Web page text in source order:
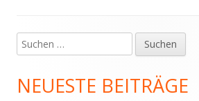
Haupt-
Seitenleiste
Suchen
nach:
NEUESTE BEITRÄGE